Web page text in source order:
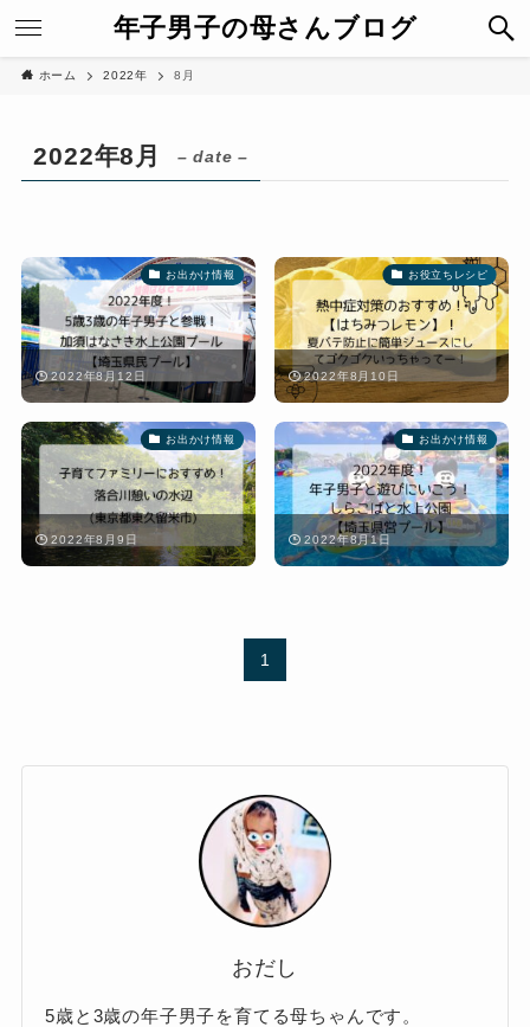
年子男子の母さんブログ
ホーム 2022年 8月
2022年8月 – date –
お出かけ情報
2022年8月12日
お役立ちレシピ
2022年8月10日
お出かけ情報
2022年8月9日
お出かけ情報
2022年8月1日
1
おだし
5歳と3歳の年子男子を育てる母ちゃんです。